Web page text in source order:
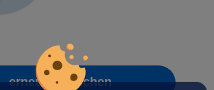
erneut versuchen